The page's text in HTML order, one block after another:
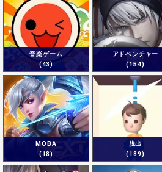
音楽ゲーム
(43)
アドベンチャー
(154)
MOBA
(18)
脱出
(189)